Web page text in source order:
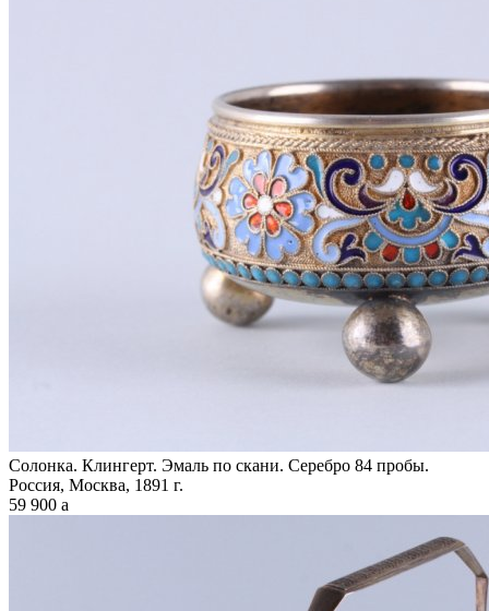
Солонка. Клингерт. Эмаль по скани. Серебро 84 пробы.
Россия, Москва, 1891 г.
59 900 a